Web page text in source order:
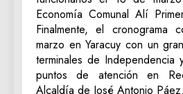
Economía Comunal Alí
Finalmente, el cronograma
marzo en Yaracuy con un
terminales de Independencia
puntos de atención en
Alcaldía de José Antonio Páez.